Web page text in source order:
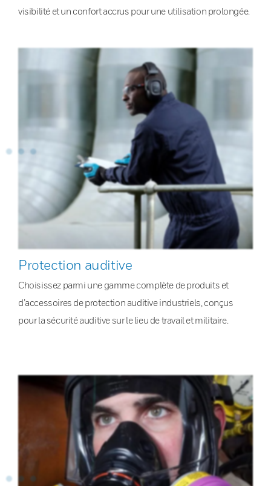
visibilité et un confort accrus pour une utilisation prolongée.
Protection auditive
Choisissez parmi une gamme complète de produits et
d’accessoires de protection auditive industriels, conçus
pour la sécurité auditive sur le lieu de travail et militaire.